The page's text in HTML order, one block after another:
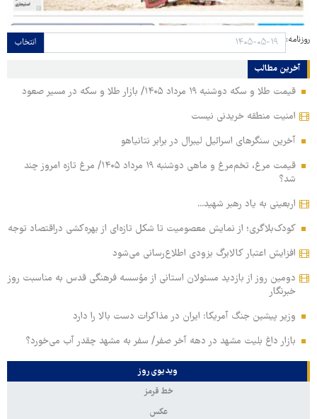
روزنامه: انتخاب
آخرین مطالب
قیمت طلا و سکه دوشنبه ۱۹ مرداد ۱۴۰۵/ بازار طلا و سکه در مسیر صعود
امنیت منطقه خریدنی نیست
آخرین سنگرهای اسرائیل لیبرال در برابر نتانیاهو
قیمت مرغ، تخم‌مرغ و ماهی دوشنبه ۱۹ مرداد ۱۴۰۵/ مرغ تازه امروز چند
شد؟
اربعینی به یاد رهبر شهید...
کودک‌بلاگری؛ از نمایش معصومیت تا شکل تازه‌ای از بهره‌کشی دراقتصاد توجه
افزایش اعتبار کالابرگ بزودی اطلاع‌رسانی می‌شود
دومین روز از بازدید مسئولان استانی از مؤسسه فرهنگی قدس به مناسبت روز
خبرنگار
وزیر پیشین جنگ آمریکا: ایران در مذاکرات دست بالا را دارد
بازار داغ بلیت مشهد در دهه آخر صفر/ سفر به مشهد چقدر آب می‌خورد؟
ویدیوی روز
خط قرمز
عکس